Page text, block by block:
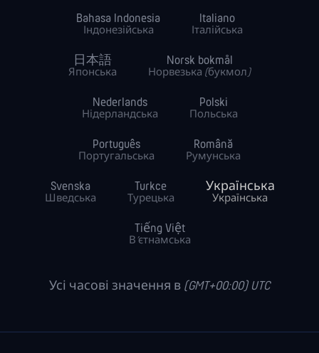
Bahasa Indonesia
Індонезійська
Italiano
Італійська
日本語
Японська
Norsk bokmål
Норвезька (букмол)
Nederlands
Нідерландська
Polski
Польська
Português
Португальська
Română
Румунська
Svenska
Шведська
Turkce
Турецька
Українська
Українська
Tiếng Việt
В’єтнамська
Усі часові значення в (GMT+00:00) UTC